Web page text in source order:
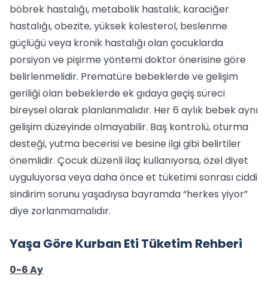
böbrek hastalığı, metabolik hastalık, karaciğer
hastalığı, obezite, yüksek kolesterol, beslenme
güçlüğü veya kronik hastalığı olan çocuklarda
porsiyon ve pişirme yöntemi doktor önerisine göre
belirlenmelidir. Prematüre bebeklerde ve gelişim
geriliği olan bebeklerde ek gıdaya geçiş süreci
bireysel olarak planlanmalıdır. Her 6 aylık bebek aynı
gelişim düzeyinde olmayabilir. Baş kontrolü, oturma
desteği, yutma becerisi ve besine ilgi gibi belirtiler
önemlidir. Çocuk düzenli ilaç kullanıyorsa, özel diyet
uyguluyorsa veya daha önce et tüketimi sonrası ciddi
sindirim sorunu yaşadıysa bayramda “herkes yiyor”
diye zorlanmamalıdır.
Yaşa Göre Kurban Eti Tüketim Rehberi
0-6 Ay